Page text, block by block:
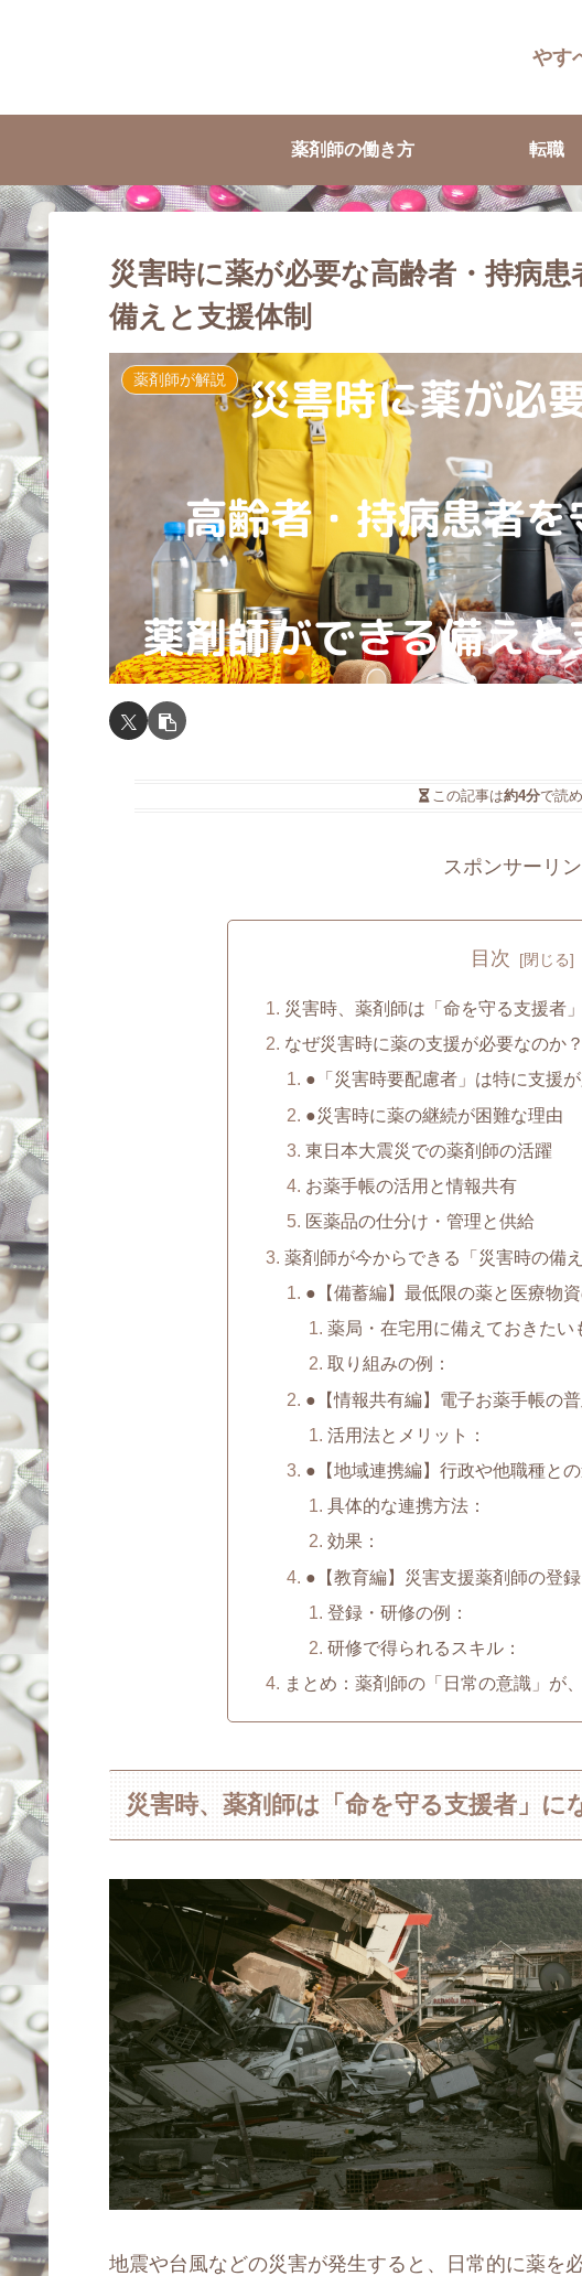
やす
薬剤師の働き方 転職
災害時に薬が必要な高齢者・持病
備えと支援体制
薬剤師が解説
この記事は約4分で読
スポンサーリ
目次
災害時、薬剤師は「命を守る支援者
なぜ災害時に薬の支援が必要なのか？
●「災害時要配慮者」は特に支援
●災害時に薬の継続が困難な理由
東日本大震災での薬剤師の活躍
お薬手帳の活用と情報共有
医薬品の仕分け・管理と供給
薬剤師が今からできる「災害時の備え
●【備蓄編】最低限の薬と医療物
薬局・在宅用に備えておきたい
取り組みの例：
●【情報共有編】電子お薬手帳の普
活用法とメリット：
●【地域連携編】行政や他職種と
具体的な連携方法：
効果：
●【教育編】災害支援薬剤師の登
登録・研修の例：
研修で得られるスキル：
まとめ：薬剤師の「日常の意識」が
災害時、薬剤師は「命を守る支援者」に
地震や台風などの災害が発生すると、日常的に薬を